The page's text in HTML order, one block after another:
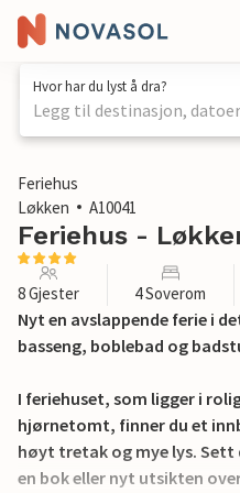
Hvor har du lyst å dra?
Legg til destinasjon,
1 / 21
Feriehus
Løkken
A10041
Feriehus -
8 Gjester 4 Soverom
Nyt en avslappende ferie i
basseng, boblebad og
I feriehuset, som ligger i
hjørnetomt, finner du et
høyt tretak og mye lys.
en bok eller nyt utsikten